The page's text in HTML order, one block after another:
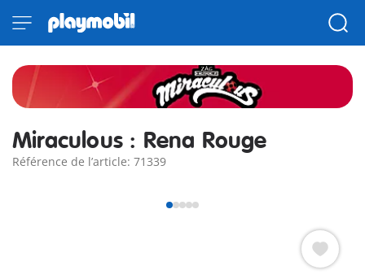
Miraculous : Rena Rouge
Référence de l’article: 71339